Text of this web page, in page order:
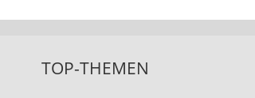
TOP-THEMEN